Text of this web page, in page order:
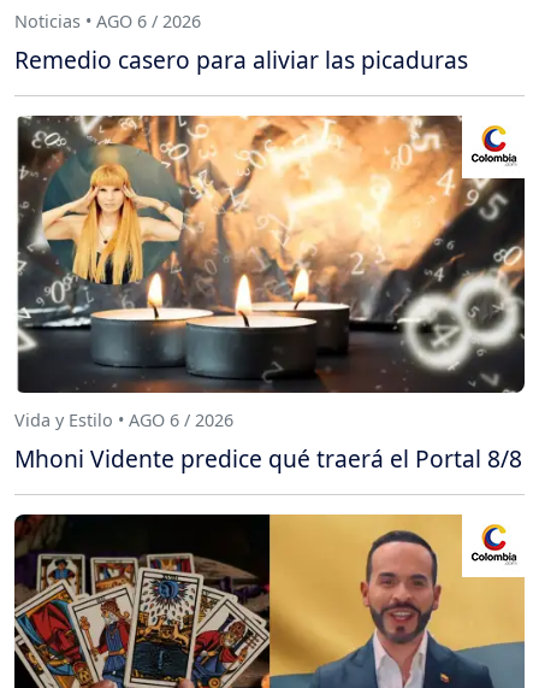
Noticias • AGO 6 / 2026
Remedio casero para aliviar las picaduras
Vida y Estilo • AGO 6 / 2026
Mhoni Vidente predice qué traerá el Portal 8/8